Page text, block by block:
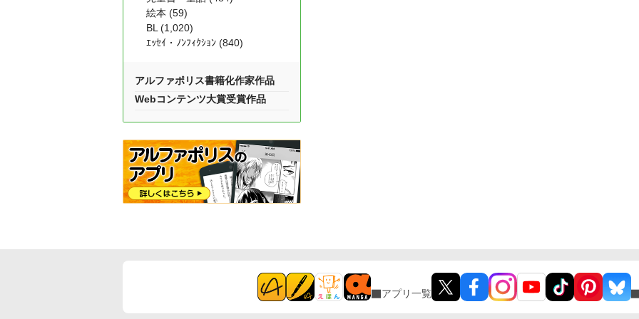
絵本 (59)
BL (1,020)
ｴｯｾｲ・ﾉﾝﾌｨｸｼｮﾝ (840)
アルファポリス書籍化作家作品
Webコンテンツ大賞受賞作品
アプリ一覧